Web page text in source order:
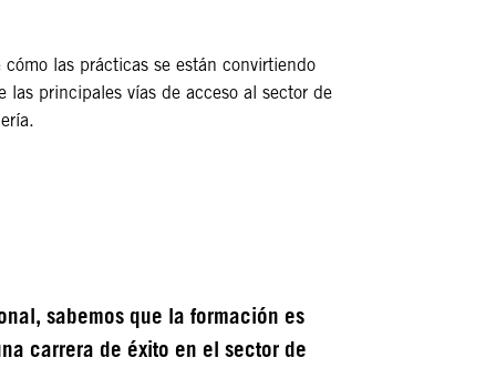
cómo las prácticas se están convirtiendo
las principales vías de acceso al sector de
sabemos que la formación es
carrera de éxito en el sector de